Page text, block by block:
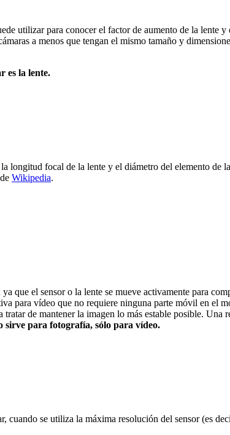
utilizar para conocer el factor de aumento de la lente
a menos que tengan el mismo tamaño y
es la lente.
longitud focal de la lente y el diámetro del elemento de
Wikipedia.
que el sensor o la lente se mueve activamente para
para vídeo que no requiere ninguna parte móvil en el
de mantener la imagen lo más estable posible.
sirve para fotografía, sólo para vídeo.
cuando se utiliza la máxima resolución del sensor (es